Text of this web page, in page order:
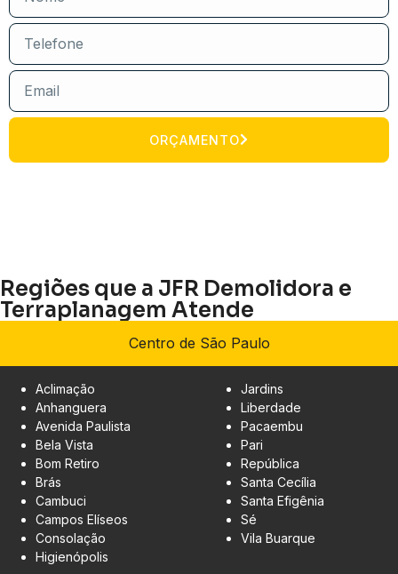
ORÇAMENTO
Regiões que a JFR Demolidora e
Terraplanagem Atende
Centro de São Paulo
Aclimação
Anhanguera
Avenida Paulista
Bela Vista
Bom Retiro
Brás
Cambuci
Campos Elíseos
Consolação
Higienópolis
Jardins
Liberdade
Pacaembu
Pari
República
Santa Cecília
Santa Efigênia
Sé
Vila Buarque